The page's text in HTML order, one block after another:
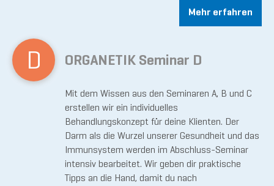
Mehr erfahren
D ORGANETIK Seminar D
Mit dem Wissen aus den Seminaren A, B und C
erstellen wir ein individuelles
Behandlungskonzept für deine Klienten. Der
Darm als die Wurzel unserer Gesundheit und das
Immunsystem werden im Abschluss-Seminar
intensiv bearbeitet. Wir geben dir praktische
Tipps an die Hand, damit du nach